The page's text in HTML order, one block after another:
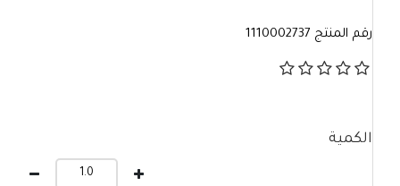
رقم المنتج 1110002737
الكمية